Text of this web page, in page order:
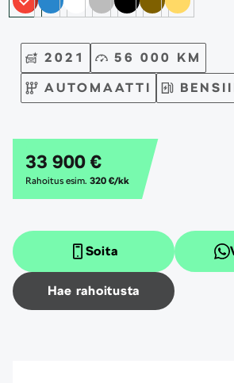
33 900 €
Rahoitus esim. 320 €/kk
2021
56 000 KM
AUTOMAATTI
Soita
Hae rahoitusta